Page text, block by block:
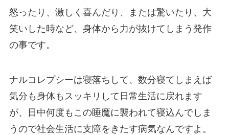
怒ったり、激しく喜んだり、または驚いたり、大
笑いした時など、身体から力が抜けてしまう発作
の事です。
ナルコレプシーは寝落ちして、数分寝てしまえば
気分も身体もスッキリして日常生活に戻れます
が、日中何度もこの睡魔に襲われて寝込んでしま
うので社会生活に支障をきたす病気なんですよ。